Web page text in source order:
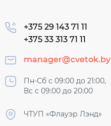
+375 29 143 71 11
+375 33 313 71 11
manager@cvetok.by
Пн-Сб с 09:00 до 21:00,
Вс с 09:00 до 20:00
ЧТУП «Флауэр Лэнд»